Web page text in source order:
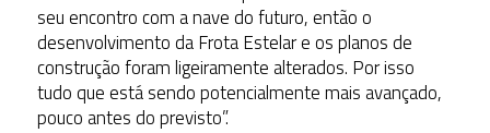
seu encontro com a nave do futuro, então o
desenvolvimento da Frota Estelar e os planos de
construção foram ligeiramente alterados. Por isso
tudo que está sendo potencialmente mais avançado,
pouco antes do previsto”.